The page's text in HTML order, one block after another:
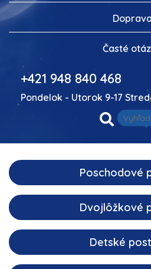
Doprava
Časté
+421 948 840 468
Pondelok - Utorok 9-17
Poschodové
Dvojlôžkové
Detské